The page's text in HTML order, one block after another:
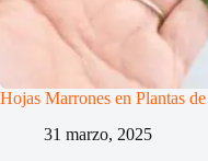
Hojas Marrones en Plantas
31 marzo, 2025